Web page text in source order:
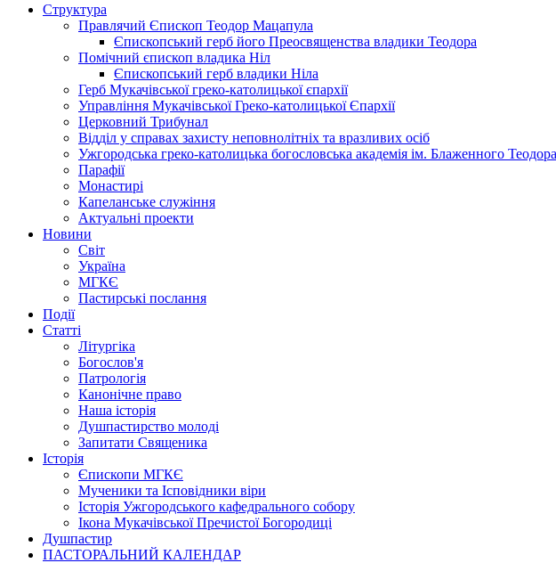
Структура
Правлячий Єпископ Теодор Мацапула
Єпископський герб його Преосвященства владики Теодора
Помічний єпископ владика Ніл
Єпископський герб владики Ніла
Герб Мукачівської греко-католицької єпархії
Управління Мукачівської Греко-католицької Єпархії
Церковний Трибунал
Відділ у справах захисту неповнолітніх та вразливих осіб
Ужгородська греко-католицька богословська академія ім. Блаженного
Парафії
Монастирі
Капеланське служіння
Актуальні проекти
Новини
Світ
Україна
МГКЄ
Пастирські послання
Події
Статті
Літургіка
Богослов'я
Патрологія
Канонічне право
Наша історія
Душпастирство молоді
Запитати Священика
Історія
Єпископи МГКЄ
Мученики та Ісповідники віри
Історія Ужгородського кафедрального собору
Ікона Мукачівської Пречистої Богородиці
Душпастир
ПАСТОРАЛЬНИЙ КАЛЕНДАР